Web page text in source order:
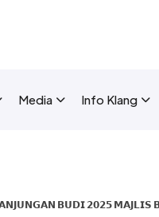
Media Info Klang
𝗕𝗨𝗗𝗜 𝟮𝟬𝟮𝟱 𝗠𝗔𝗝𝗟𝗜𝗦